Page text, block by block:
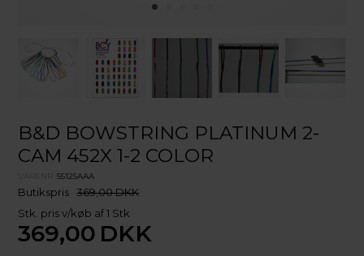
B&D BOWSTRING PLATINUM 2-
CAM 452X 1-2 COLOR
VARENR.55125AAA
Butikspris 369,00 DKK
Stk. pris v/køb af 1 Stk
369,00 DKK